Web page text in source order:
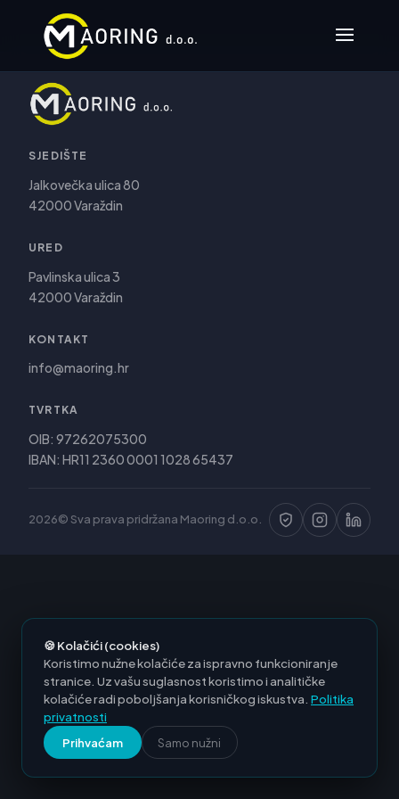
SJEDIŠTE
Jalkovečka ulica 80
42000 Varaždin
URED
Pavlinska ulica 3
42000 Varaždin
KONTAKT
info@maoring.hr
TVRTKA
OIB: 97262075300
IBAN: HR11 2360 0001 1028 65437
2026© Sva prava pridržana Maoring d.o.o.
🍪 Kolačići (cookies)
Koristimo nužne kolačiće za ispravno funkcioniranje
stranice. Uz vašu suglasnost koristimo i analitičke
kolačiće radi poboljšanja korisničkog iskustva. Politika
privatnosti
Prihvaćam
Samo nužni